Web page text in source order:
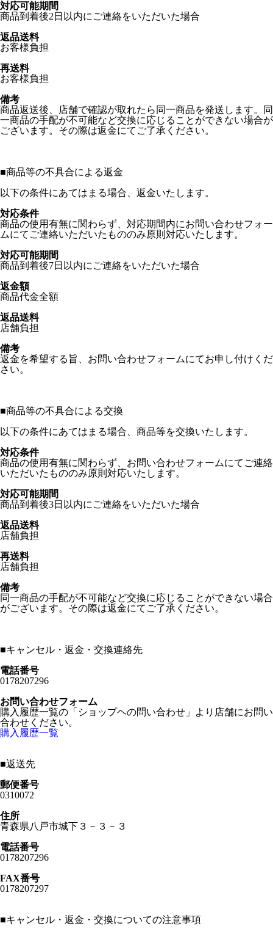
対応可能期間
商品到着後2日以内にご連絡をいただいた場合
返品送料
お客様負担
再送料
お客様負担
備考
商品返送後、店舗で確認が取れたら同一商品を発送します。同
一商品の手配が不可能など交換に応じることができない場合が
ございます。その際は返金にてご了承ください。
■商品等の不具合による返金
以下の条件にあてはまる場合、返金いたします。
対応条件
商品の使用有無に関わらず、対応期間内にお問い合わせフォー
ムにてご連絡いただいたもののみ原則対応いたします。
対応可能期間
商品到着後7日以内にご連絡をいただいた場合
返金額
商品代金全額
返品送料
店舗負担
備考
返金を希望する旨、お問い合わせフォームにてお申し付けくだ
さい。
■商品等の不具合による交換
以下の条件にあてはまる場合、商品等を交換いたします。
対応条件
商品の使用有無に関わらず、お問い合わせフォームにてご連絡
いただいたもののみ原則対応いたします。
対応可能期間
商品到着後3日以内にご連絡をいただいた場合
返品送料
店舗負担
再送料
店舗負担
備考
同一商品の手配が不可能など交換に応じることができない場合
がございます。その際は返金にてご了承ください。
■キャンセル・返金・交換連絡先
電話番号
0178207296
お問い合わせフォーム
購入履歴一覧の「ショップヘの問い合わせ」より店舗にお問い
合わせください。
購入履歴一覧
■返送先
郵便番号
0310072
住所
青森県八戸市城下３－３－３
電話番号
0178207296
FAX番号
0178207297
■キャンセル・返金・交換についての注意事項